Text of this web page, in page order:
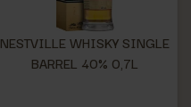
NESTVILLE WHISKY SINGLE
BARREL 40% 0,7L